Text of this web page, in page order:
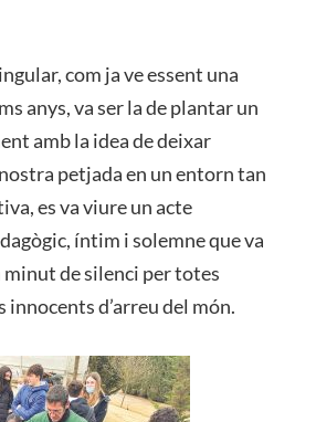
com ja ve essent una
anys, va ser la de plantar un
amb la idea de deixar
petjada en un entorn tan
es va viure un acte
íntim i solemne que va
de silenci per totes
d’arreu del món.